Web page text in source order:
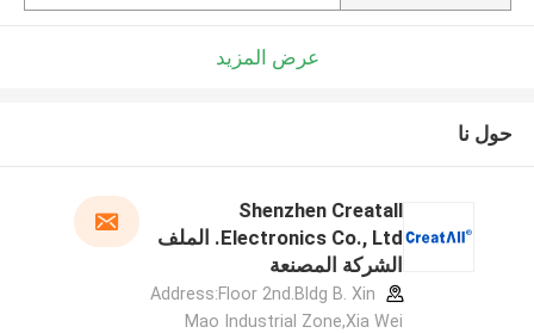
عرض المزيد
حول نا
Shenzhen Creatall
Electronics Co., Ltd. الملف
الشركة المصنعة
Address:Floor 2nd.Bldg B. Xin
Mao Industrial Zone,Xia Wei